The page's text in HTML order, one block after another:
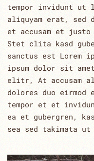
tempor invidunt ut
aliquyam erat, sed
et accusam et justo
Stet clita kasd
sanctus est Lorem
ipsum dolor sit
elitr, At accusam
dolores duo eirmod
tempor et et
ea et gubergren,
sea sed takimata